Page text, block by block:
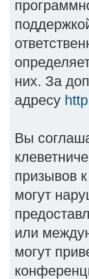
них. За
адресу
Вы
призывов
могут
или
могут